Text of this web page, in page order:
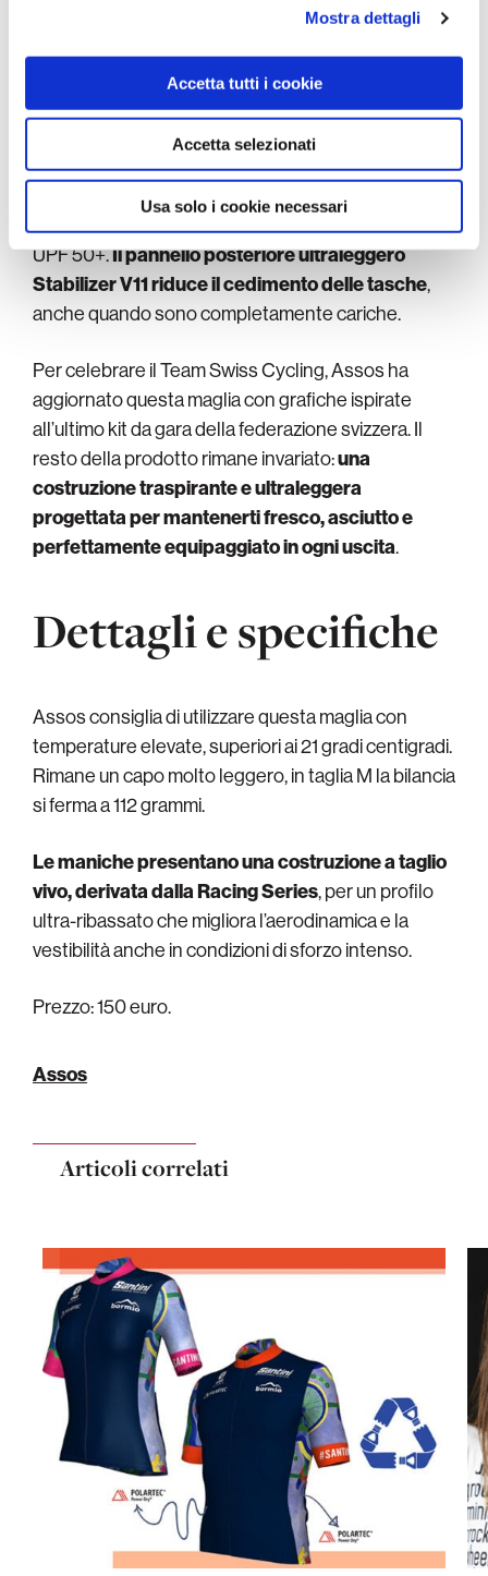
analizzare il nostro traffico. Condividiamo inoltre
nostri partner che si occupano di analisi dei dati web,
pubblicità e social media, i quali potrebbero combinarle
con altre informazioni che ha fornito loro o che hanno
raccolto dal suo utilizzo dei loro servizi.
Mostra dettagli
Accetta tutti i cookie
Accetta selezionati
Usa solo i cookie necessari
, il quale ha una struttura a esagoni
aperti che rende facile il ricambio d’aria all’interno. In
questo modo l’atleta ha sempre una sensazione di
fresco e traspirabilità uniche.
Le maniche introducono un nuovo tessuto, Eclipse,
una maglia indemagliabile leggera con una
sensazione ultra morbida sulla pelle e protezione
UPF 50+.Il pannello posteriore ultraleggero
Stabilizer V11 riduce il cedimento delle tasche,
anche quando sono completamente cariche.
Per celebrare il Team Swiss Cycling, Assos ha
aggiornato questa maglia con grafiche ispirate
all’ultimo kit da gara della federazione svizzera. Il
resto della prodotto rimane invariato:una
costruzione traspirante e ultraleggera
progettata per mantenerti fresco, asciutto e
perfettamente equipaggiato in ogni uscita.
Dettagli e specifiche
Assos consiglia di utilizzare questa maglia con
temperature elevate, superiori ai 21 gradi centigradi.
Rimane un capo molto leggero, in taglia M la bilancia
si ferma a 112 grammi.
Le maniche presentano una costruzione a taglio
vivo, derivata dalla Racing Series, per un profilo
ultra-ribassato che migliora l’aerodinamica e la
vestibilità anche in condizioni di sforzo intenso.
Prezzo: 150 euro.
Assos
Articoli correlati